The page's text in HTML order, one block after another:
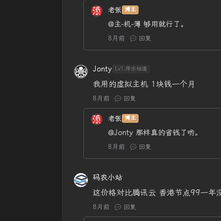
老张 博主
@主-机-簿 够用就行了。
8月前 回复
Jonty Lv1.萍水相逢
我用的虚拟主机 1块钱一个月
8月前 回复
老张 博主
@Jonty 那样真的省钱了哟。
8月前 回复
码农小站
这价格对比腾讯云 香港节点99一年
8月前 回复